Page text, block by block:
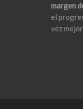
margen
el
vez